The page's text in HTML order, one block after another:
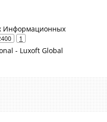
Информационных
1
- Luxoft Global